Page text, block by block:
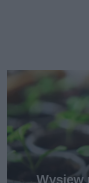
Wysiew